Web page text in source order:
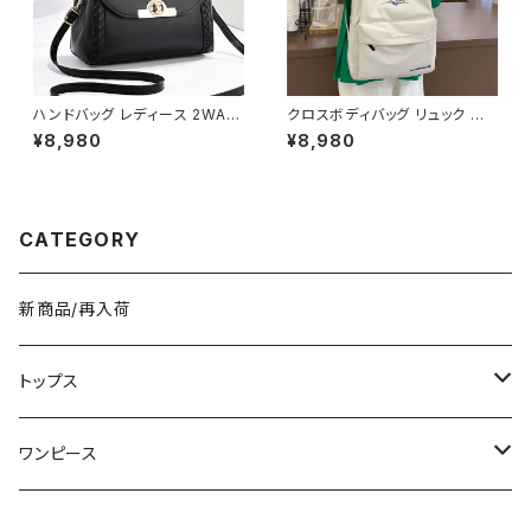
ハンドバッグ レディース 2WAY
ショルダーバッグ ミニバッグ き
れいめ 上品 フラップバッグ ゴー
¥8,980
クロスボディバッグ リュック バッ
クパック デイパック レディース
メンズ 男女兼用 軽量 大容量 通
¥8,980
CATEGORY
新商品/再入荷
トップス
Tシャツ/カットソー
ワンピース